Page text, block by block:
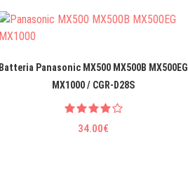
Batteria Panasonic MX500 MX500B MX500EG
MX1000 / CGR-D28S
34.00€